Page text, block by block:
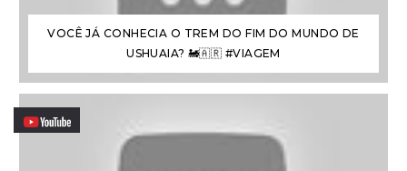
VOCÊ JÁ CONHECIA O TREM DO FIM DO MUNDO DE
USHUAIA? 🚂🇦🇷 #VIAGEM